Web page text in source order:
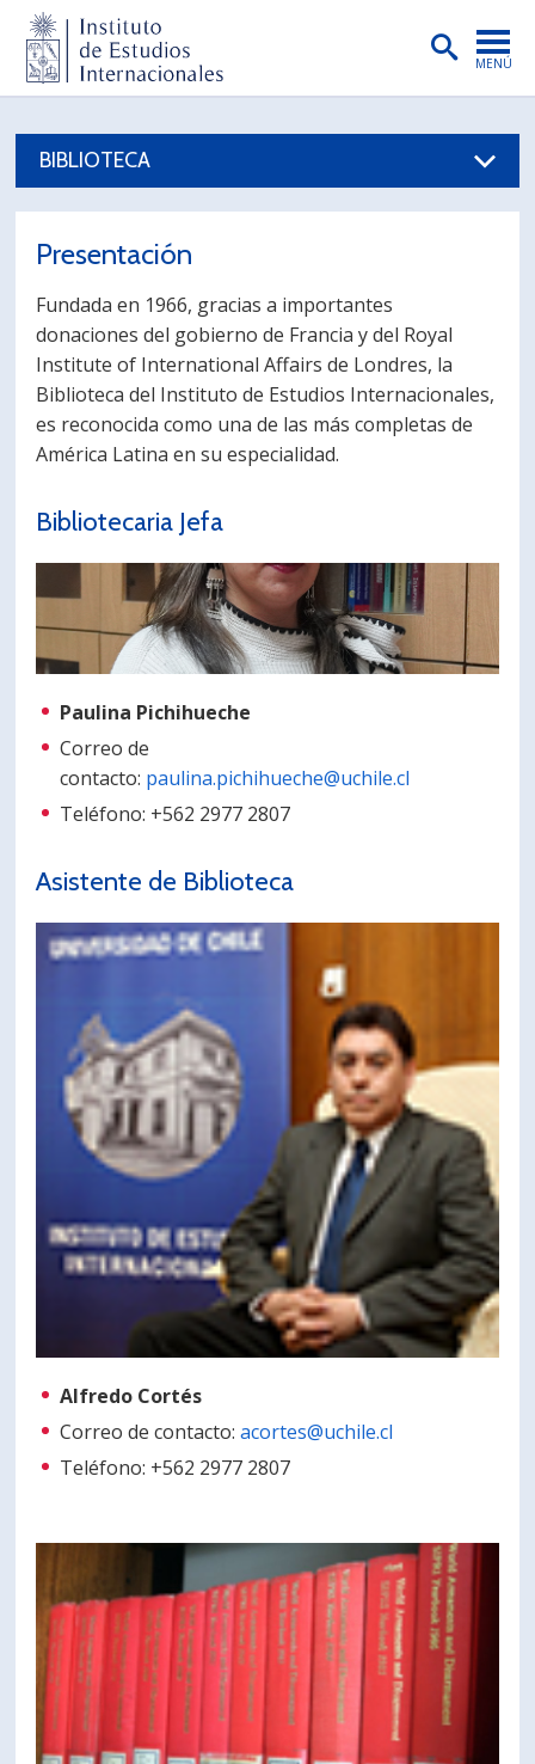
MENÚ
INVESTIGACIÓN
EXTENSIÓN
PUBLICACIONES
BIBLIOTECA
PORTUGUÊS
Postulantes
Estudiantes
Académicos
Egresados
BIBLIOTECA
Presentación
Fundada en 1966, gracias a importantes
donaciones del gobierno de Francia y del Royal
Institute of International Affairs de Londres, la
Biblioteca del Instituto de Estudios Internacionales,
es reconocida como una de las más completas de
América Latina en su especialidad.
Bibliotecaria Jefa
Paulina Pichihueche
Correo de
contacto: paulina.pichihueche@uchile.cl
Teléfono: +562 2977 2807
Asistente de Biblioteca
Alfredo Cortés
Correo de contacto:acortes@uchile.cl
Teléfono: +562 2977 2807